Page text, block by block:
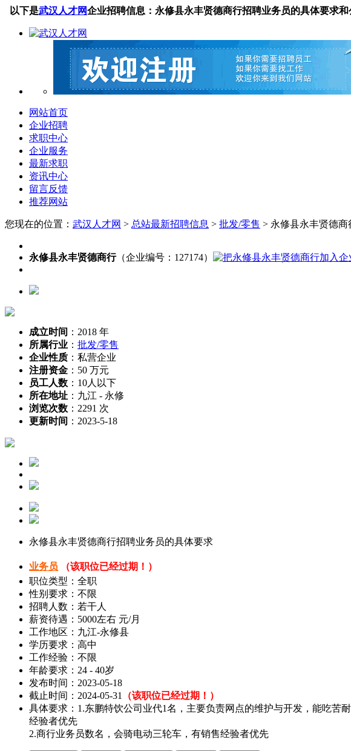
以下是武汉人才网企业招聘信息：永修县永丰贤德商行招聘业务员的具体要求
网站首页
企业招聘
求职中心
企业服务
最新求职
资讯中心
留言反馈
推荐网站
您现在的位置： 武汉人才网 > 总站最新招聘信息 > 批发/零售 > 永修县永丰贤德
永修县永丰贤德商行（企业编号：127174）
成立时间 ： 2018 年
所属行业 ： 批发/零售
企业性质 ： 私营企业
注册资金 ： 50 万元
员工人数 ： 10人以下
所在地址 ： 九江 - 永修
浏览次数 ： 2291 次
更新时间 ： 2023-5-18
永修县永丰贤德商行招聘业务员的具体要求
业务员
（该职位已经过期！）
职位类型：全职
性别要求：不限
招聘人数：若干人
薪资待遇：5000左右 元/月
工作地区：九江-永修县
学历要求：高中
工作经验：不限
年龄要求：24 - 40岁
发布时间：2023-05-18
截止时间：2024-05-31
（该职位已经过期！）
具体要求：1.东鹏特饮公司业代1名，主要负责网点的维护与开发，能吃苦
经验者优先
2.商行业务员数名，会骑电动三轮车，有销售经验者优先